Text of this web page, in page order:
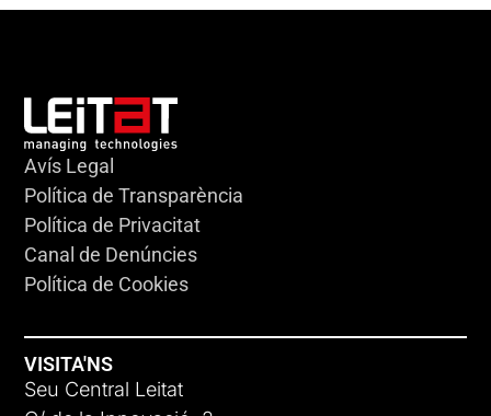
Avís Legal
Política de Transparència
Política de Privacitat
Canal de Denúncies
Política de Cookies
VISITA'NS
Seu Central Leitat